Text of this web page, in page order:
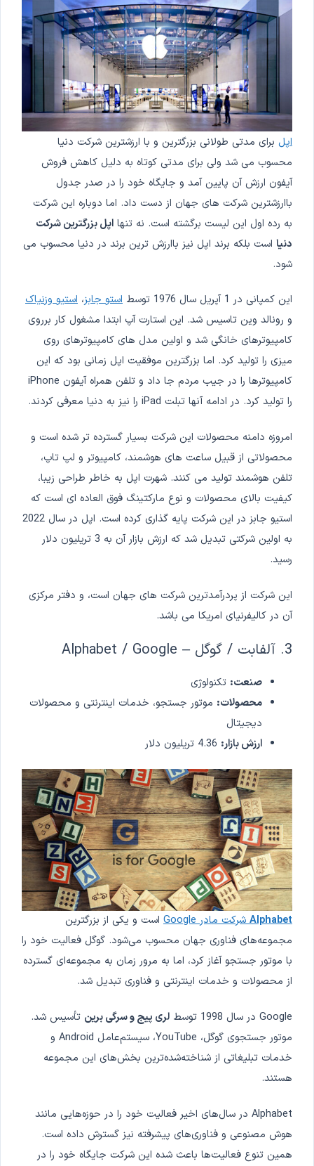
اپل برای مدتی طولانی بزرگترین و با ارزشترین شرکت دنیا
محسوب می شد ولی برای مدتی کوتاه به دلیل کاهش فروش
آیفون ارزش آن پایین آمد و جایگاه خود را در صدر جدول
باارزشترین شرکت های جهان از دست داد. اما دوباره این شرکت
به رده اول این لیست برگشته است. نه تنها اپل بزرگترین شرکت
دنیا است بلکه برند اپل نیز باارزش ترین برند در دنیا محسوب می
شود.
این کمپانی در 1 آپریل سال 1976 توسط استو جابز، استیو وزنیاک
و رونالد وین تاسیس شد. این استارت آپ ابتدا مشغول کار برروی
کامپیوترهای خانگی شد و اولین مدل های کامپیوترهای روی
میزی را تولید کرد. اما بزرگترین موفقیت اپل زمانی بود که این
کامپیوترها را در جیب مردم جا داد و تلفن همراه آیفون iPhone
را تولید کرد. در ادامه آنها تبلت iPad را نیز به دنیا معرفی کردند.
امروزه دامنه محصولات این شرکت بسیار گسترده تر شده است و
محصولاتی از قبیل ساعت های هوشمند، کامپیوتر و لپ تاپ،
تلفن هوشمند تولید می کنند. شهرت اپل به خاطر طراحی زیبا،
کیفیت بالای محصولات و نوع مارکتینگ فوق العاده ای است که
استیو جابز در این شرکت پایه گذاری کرده است. اپل در سال 2022
به اولین شرکتی تبدیل شد که ارزش بازار آن به 3 تریلیون دلار
رسید.
این شرکت از پردرآمدترین شرکت های جهان است، و دفتر مرکزی
آن در کالیفرنیای امریکا می باشد.
3. آلفابت / گوگل – Alphabet / Google
صنعت: تکنولوژی
محصولات: موتور جستجو، خدمات اینترنتی و محصولات
دیجیتال
ارزش بازار:
Alphabetشرکت مادر Google
است و یکی از بزرگترین
مجموعه‌های فناوری جهان محسوب می‌شود. گوگل فعالیت خود را
با موتور جستجو آغاز کرد، اما به مرور زمان به مجموعه‌ای گسترده
از محصولات و خدمات اینترنتی و فناوری تبدیل شد.
Google در سال 1998 توسط لری پیج و سرگی برین تأسیس شد.
موتور جستجوی گوگل، YouTube، سیستم‌عامل Android و
خدمات تبلیغاتی از شناخته‌شده‌ترین بخش‌های این مجموعه
هستند.
Alphabet در سال‌های اخیر فعالیت خود را در حوزه‌هایی مانند
هوش مصنوعی و فناوری‌های پیشرفته نیز گسترش داده است.
همین تنوع فعالیت‌ها باعث شده این شرکت جایگاه خود را در